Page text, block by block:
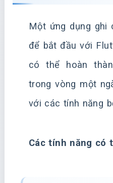
Một ứng dụng ghi
để bắt đầu với
có thể hoàn
trong vòng một
với các tính năng
Các tính năng có